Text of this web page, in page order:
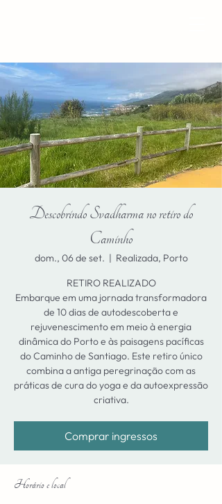
Descobrindo Svadharma no retiro do
Caminho
dom., 06 de set.
  |
Realizada, Porto
RETIRO REALIZADO
Embarque em uma jornada transformadora
de 10 dias de autodescoberta e
rejuvenescimento em meio à energia
dinâmica do Porto e às paisagens pacíficas
do Caminho de Santiago. Este retiro único
combina a antiga peregrinação com as
práticas de cura do yoga e da autoexpressão
criativa.
Comprar ingressos
Horário e local